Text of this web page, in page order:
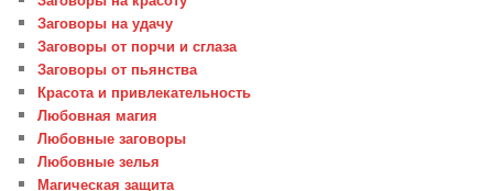
Заговоры на удачу
Заговоры от порчи и сглаза
Заговоры от пьянства
Красота и привлекательность
Любовная магия
Любовные заговоры
Любовные зелья
Магическая защита